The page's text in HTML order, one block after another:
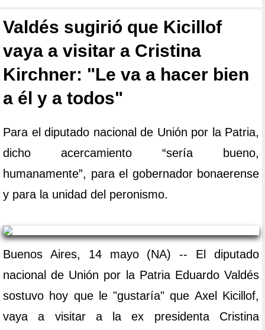
Valdés sugirió que Kicillof
vaya a visitar a Cristina
Kirchner: "Le va a hacer bien
a él y a todos"
Para el diputado nacional de Unión por la Patria,
dicho acercamiento “sería bueno,
humanamente”, para el gobernador bonaerense
y para la unidad del peronismo.
Buenos Aires, 14 mayo (NA) -- El diputado
nacional de Unión por la Patria Eduardo Valdés
sostuvo hoy que le "gustaría" que Axel Kicillof,
vaya a visitar a la ex presidenta Cristina